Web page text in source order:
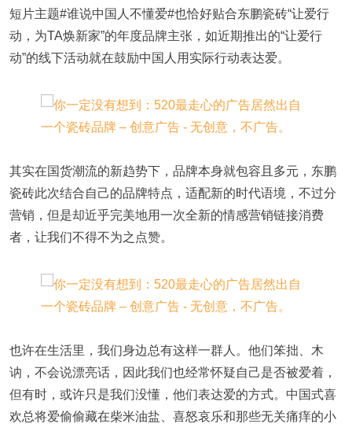
短片主题#谁说中国人不懂爱#也恰好贴合东鹏瓷砖“让爱行
动，为TA焕新家”的年度品牌主张，如近期推出的“让爱行
动”的线下活动就在鼓励中国人用实际行动表达爱。
其实在国货潮流的新趋势下，品牌本身就包容且多元，东鹏
瓷砖此次结合自己的品牌特点，适配新的时代语境，不过分
营销，但是却近乎完美地用一次全新的情感营销链接消费
者，让我们不得不为之点赞。
也许在生活里，我们身边总有这样一群人。他们笨拙、木
讷，不会说漂亮话，因此我们也经常怀疑自己是否被爱着，
但有时，或许只是我们没懂，他们表达爱的方式。中国式喜
欢总将爱偷偷藏在柴米油盐、喜怒哀乐和那些无关痛痒的小